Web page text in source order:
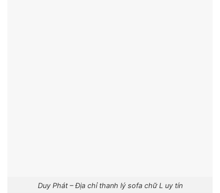
Duy Phát – Địa chỉ thanh lý sofa chữ L uy tín